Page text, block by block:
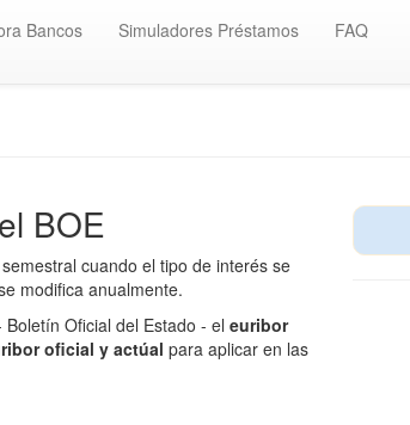
Bancos Simuladores Préstamos FAQ
BOE
cuando el tipo de interés se
modifica anualmente.
Boletín Oficial del Estado - el euribor
oficial y actúal para aplicar en las